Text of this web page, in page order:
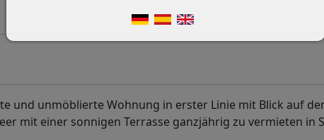
und unmöblierte Wohnung in erster Linie mit Blick auf
mit einer sonnigen Terrasse ganzjährig zu vermieten in